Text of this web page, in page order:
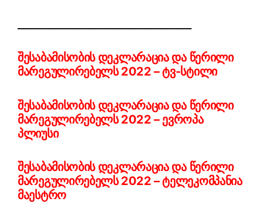
შესაბამისობის დეკლარაცია და წერილი
მარეგულირებელს 2022 – ტვ-სტილი
შესაბამისობის დეკლარაცია და წერილი
მარეგულირებელს 2022 – ევროპა
პლიუსი
შესაბამისობის დეკლარაცია და წერილი
მარეგულირებელს 2022 – ტელეკომპანია
მაესტრო